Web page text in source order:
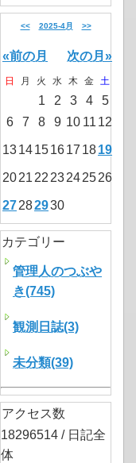
<< 2025-4月 >>
«前の月 次の月»
日 月 火 水 木 金 土
1 2 3 4
5
6
7 8 9 10 11 12
1314151617 1819
2021 22 23242526
27282930
カテゴリー
管理人のつぶや
き(745)
観測日誌(3)
未分類(39)
アクセス数
18296514 / 日記全
体